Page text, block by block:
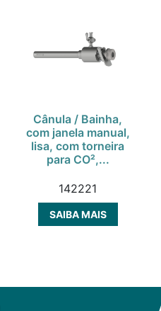
Cânula / Bainha,
com janela manual,
lisa, com torneira
para CO²,...
142221
SAIBA MAIS